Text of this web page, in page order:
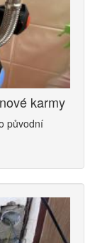
karmy
původní